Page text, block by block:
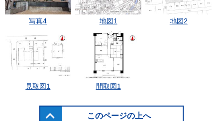
写真4 地図1 地図2
見取図1 間取図1
このページの上へ